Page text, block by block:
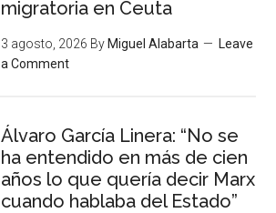
migratoria en Ceuta
3 agosto, 2026 By Miguel Alabarta
Leave
a Comment
Álvaro García Linera: “No se
ha entendido en más de cien
años lo que quería decir Marx
cuando hablaba del Estado”